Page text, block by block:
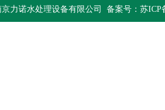
力诺水处理设备有限公司 备案号：苏ICP